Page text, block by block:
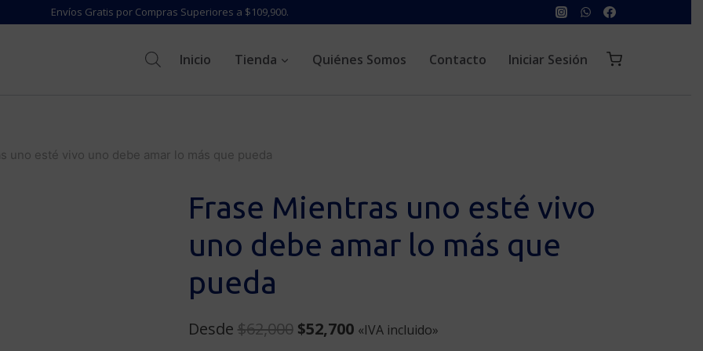
Envíos Gratis por Compras Superiores a $109,900.
Inicio Tienda Quiénes Somos Contacto Iniciar Sesión
uno esté vivo uno debe amar lo más que pueda
Frase Mientras uno esté vivo
uno debe amar lo más que
pueda
Desde $62,000 Original
$52,700Current
«IVA incluido»